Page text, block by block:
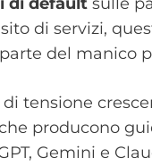
di servizi,
del manico
tensione
producono
Gemini e